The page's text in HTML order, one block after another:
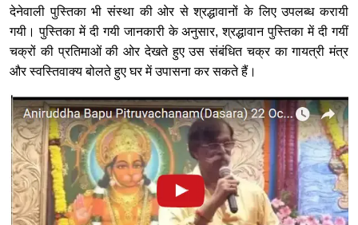
देनेवाली पुस्तिका भी संस्था की ओर से श्रद्धावानों के लिए उपलब्ध करायी
गयी। पुस्तिका में दी गयी जानकारी के अनुसार, श्रद्धावान पुस्तिका में दी गयीं
चक्रों की प्रतिमाओं की ओर देखते हुए उस संबंधित चक्र का गायत्री मंत्र
और स्वस्तिवाक्य बोलते हुए घर में उपासना कर सकते हैं।